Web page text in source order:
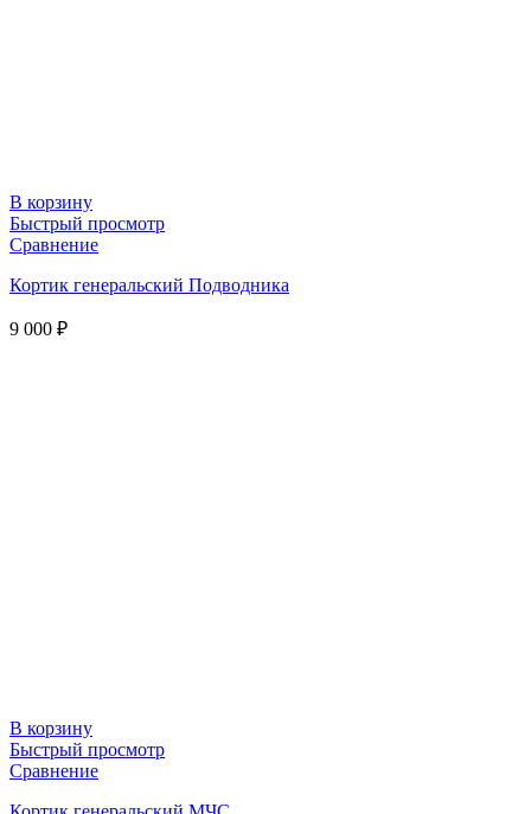
В корзину
Быстрый просмотр
Сравнение
Кортик генеральский Подводника
9 000 ₽
В корзину
Быстрый просмотр
Сравнение